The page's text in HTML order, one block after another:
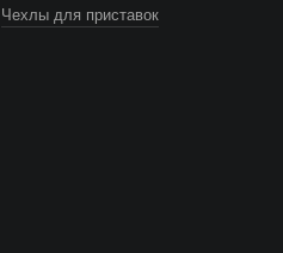
Чехлы для приставок